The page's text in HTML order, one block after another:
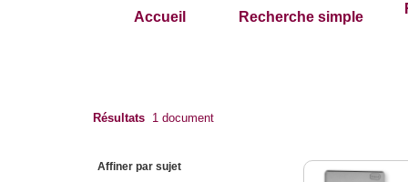
Accueil Recherche simple
Résultats 1 document
Affiner par sujet